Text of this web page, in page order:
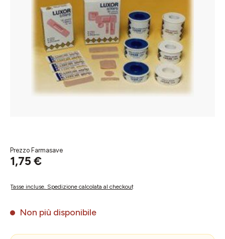
Prezzo Farmasave
1,75 €
Tasse incluse. Spedizione calcolata al checkout
Non più disponibile